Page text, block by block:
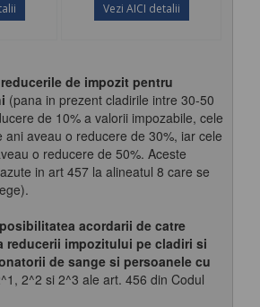
Vezi AICI detalii
de impozit pentru
(pana in prezent cladirile intre 30-50
de 10% a valorii impozabile, cele
ani aveau o reducere de 30%, iar cele
o reducere de 50%. Aceste
in art 457 la alineatul 8 care se
acordarii de catre
reducerii impozitului pe cladiri si
de sange si persoanele cu
2^2 si 2^3 ale art. 456 din Codul